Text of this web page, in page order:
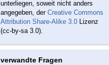
unterliegen, soweit nicht anders
angegeben, der Creative Commons
Attribution Share-Alike 3.0 Lizenz
(cc-by-sa 3.0).
verwandte Fragen